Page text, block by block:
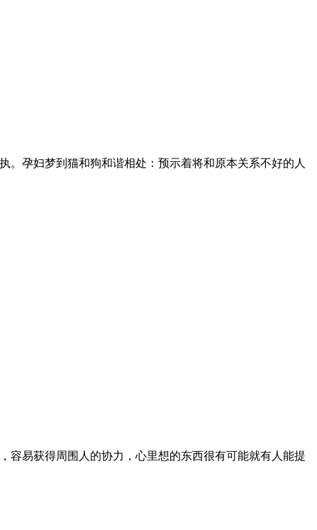
孕妇梦到猫和狗和谐相处：预示着将和原本关系不好的人
容易获得周围人的协力，心里想的东西很有可能就有人能提